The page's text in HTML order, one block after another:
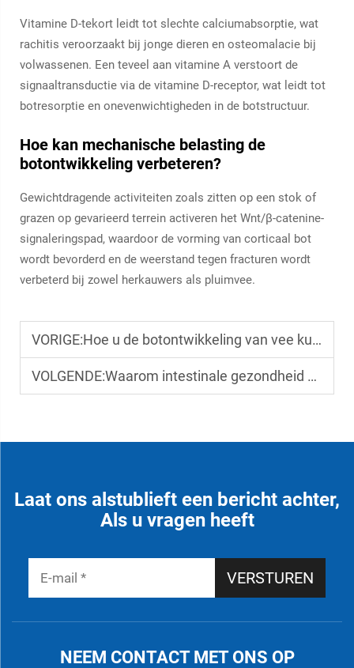
Vitamine D-tekort leidt tot slechte calciumabsorptie, wat
rachitis veroorzaakt bij jonge dieren en osteomalacie bij
volwassenen. Een teveel aan vitamine A verstoort de
signaaltransductie via de vitamine D-receptor, wat leidt tot
botresorptie en onevenwichtigheden in de botstructuur.
Hoe kan mechanische belasting de
botontwikkeling verbeteren?
Gewichtdragende activiteiten zoals zitten op een stok of
grazen op gevarieerd terrein activeren het Wnt/β-catenine-
signaleringspad, waardoor de vorming van corticaal bot
wordt bevorderd en de weerstand tegen fracturen wordt
verbeterd bij zowel herkauwers als pluimvee.
VORIGE:Hoe u de botontwikkeling van vee kunt optimaliseren via wetenschappelijke voeding
VOLGENDE:Waarom intestinale gezondheid van invloed is op de voedingsopname en de groeisnelheid van vee
Laat ons alstublieft een bericht achter,
Als u vragen heeft
VERSTUREN
NEEM CONTACT MET ONS OP